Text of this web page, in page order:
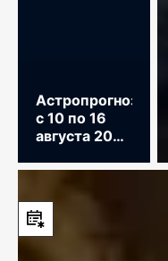
Астропрогноз
с 10 по 16
августа 2026